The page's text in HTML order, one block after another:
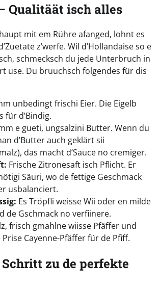
Qualitäät isch alles
mit em Rühre afanged, lohnt es
z’werfe. Wil d’Hollandaise so e
schmecksch du jede Unterbruch in
use. Du bruuchsch folgendes für dis
unbedingt frischi Eier. Die Eigelb
für d’Bindig.
e gueti, ungsalzini Butter. Wenn du
d’Butter auch geklärt sii
das macht d’Sauce no cremiger.
Frische Zitronesaft isch Pflicht. Er
Säuri, wo de fettige Geschmack
usbalanciert.
Es Tröpfli weisse Wii oder en milde
de Gschmack no verfiinere.
frisch gmahlne wiisse Pfäffer und
Cayenne-Pfäffer für de Pfiff.
zu de perfekte